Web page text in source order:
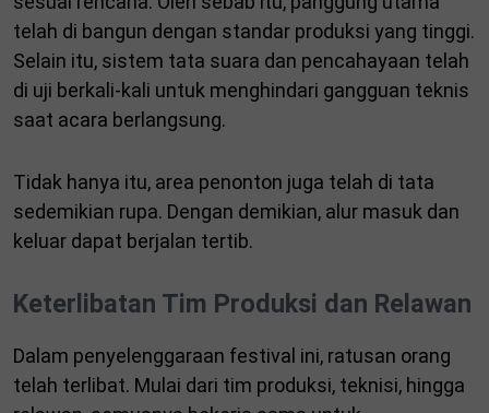
telah di bangun dengan standar produksi yang tinggi.
Selain itu, sistem tata suara dan pencahayaan telah
di uji berkali-kali untuk menghindari gangguan teknis
saat acara berlangsung.
Tidak hanya itu, area penonton juga telah di tata
sedemikian rupa. Dengan demikian, alur masuk dan
keluar dapat berjalan tertib.
Keterlibatan Tim Produksi dan Relawan
Dalam penyelenggaraan festival ini, ratusan orang
telah terlibat. Mulai dari tim produksi, teknisi, hingga